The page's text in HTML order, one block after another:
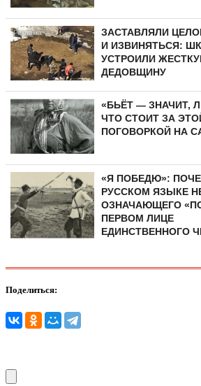
ЗАСТАВЛЯЛИ
И ИЗВИНЯТЬСЯ:
УСТРОИЛИ
ДЕДОВЩИНУ
«БЬЁТ — ЗНАЧИТ,
ЧТО СТОИТ ЗА
ПОГОВОРКОЙ НА
«Я ПОБЕДЮ»:
РУССКОМ ЯЗЫКЕ
ОЗНАЧАЮЩЕГО
ПЕРВОМ ЛИЦЕ
ЕДИНСТВЕННОГО
Поделиться: